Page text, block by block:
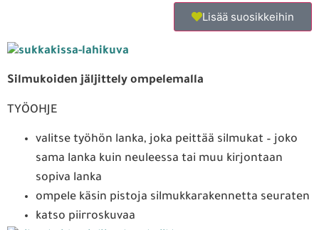
Lisää suosikkeihin
Silmukoiden jäljittely ompelemalla
TYÖOHJE
valitse työhön lanka, joka peittää silmukat – joko
sama lanka kuin neuleessa tai muu kirjontaan
sopiva lanka
ompele käsin pistoja silmukkarakennetta seuraten
katso piirroskuvaa